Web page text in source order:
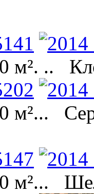
м². ..
м²...
м²...